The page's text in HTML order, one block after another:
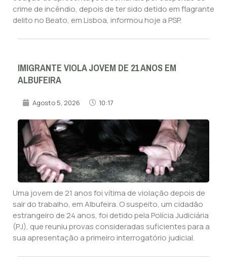
crime de incêndio, depois de ter sido detido em flagrante
delito no Beato, em Lisboa, informou hoje a PSP.
IMIGRANTE VIOLA JOVEM DE 21 ANOS EM
ALBUFEIRA
Agosto 5, 2026 10:17
Uma jovem de 21 anos foi vítima de violação depois de
sair do trabalho, em Albufeira. O suspeito, um cidadão
estrangeiro de 24 anos, foi detido pela Polícia Judiciária
(PJ), que reuniu provas consideradas suficientes para a
sua apresentação a primeiro interrogatório judicial.